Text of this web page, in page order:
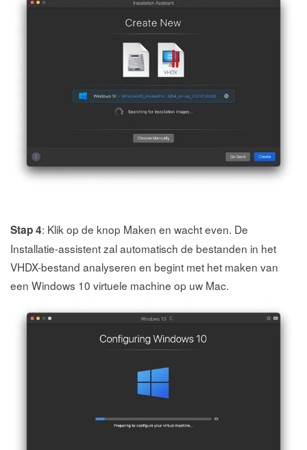
Stap 4: Klik op de knop Maken en wacht even. De
Installatie-assistent zal automatisch de bestanden in het
VHDX-bestand analyseren en begint met het maken van
een Windows 10 virtuele machine op uw Mac.